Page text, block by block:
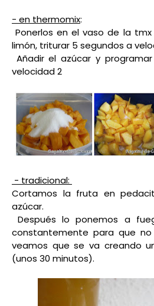
- en thermomix:
Ponerlos en el vaso de la
limón, triturar 5 segundos a
Añadir el azúcar y
velocidad 2
- tradicional:
Cortamos la fruta en
azúcar.
Después lo ponemos a
constantemente para que
veamos que se va creando
(unos 30 minutos).